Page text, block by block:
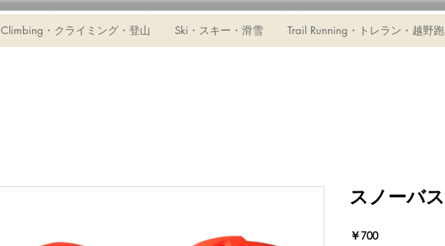
Climbing・クライミング・登山 Ski・スキー・滑雪 Trail Running・トレラン・越野跑
スノーバ
￥700価